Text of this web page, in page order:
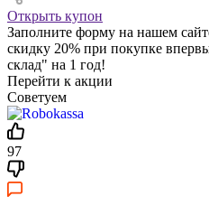
Открыть купон
Заполните форму на нашем
скидку 20% при покупке
склад" на 1 год!
Перейти к акции
Советуем
97